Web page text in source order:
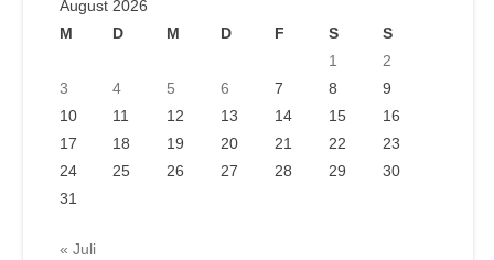
August 2026
M
D M D F S
S
1
2
3
4 5 6 7 8
9
10
11 12 13 14 15
16
17
18 19 20 21 22
23
24
25 26 27 28 29
30
31
« Juli